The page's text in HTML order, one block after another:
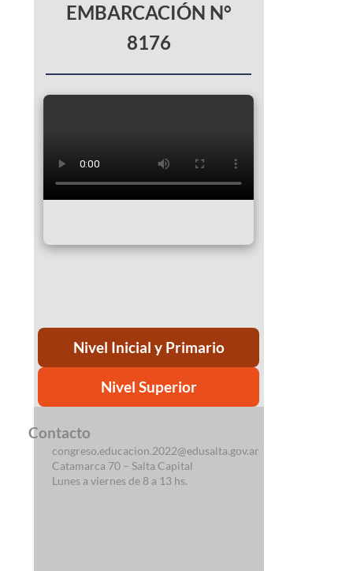
EMBARCACIÓN N°
8176
Nivel Inicial y Primario
Nivel Superior
Contacto
congreso.educacion.2022@edusalta.gov.ar
Catamarca 70 – Salta Capital
Lunes a viernes de 8 a 13 hs.